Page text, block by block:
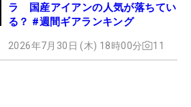
ラ 国産アイアンの人気が落ちてい
る？ #週間ギアランキング
2026年7月30日 (木) 18時00分 11